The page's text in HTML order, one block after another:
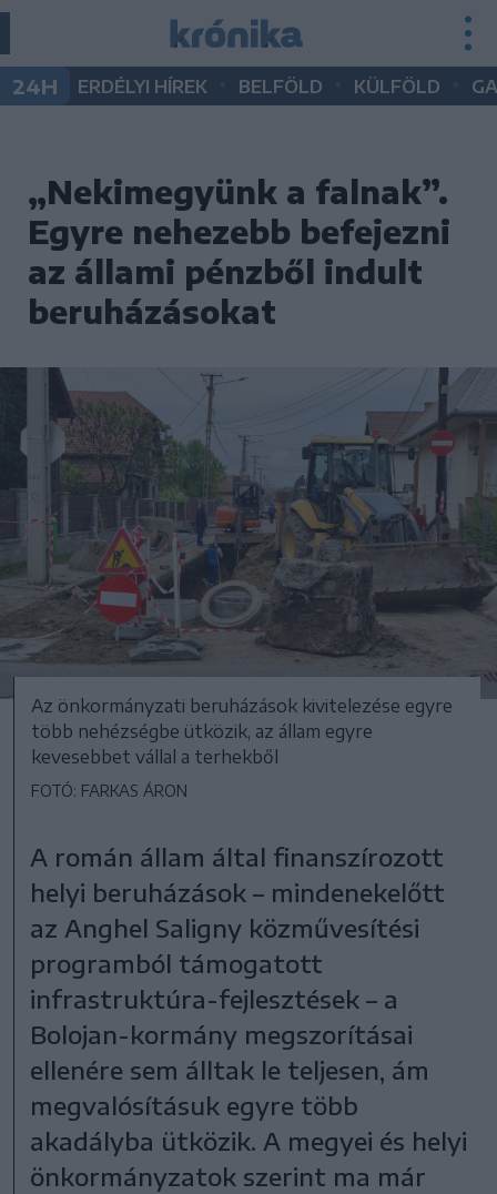
24H ERDÉLYI HÍREK BELFÖLD KÜLFÖLD
„Nekimegyünk a falnak”.
Egyre nehezebb befejezni
az állami pénzből indult
beruházásokat
Az önkormányzati beruházások kivitelezése egyre
több nehézségbe ütközik, az állam egyre
kevesebbet vállal a terhekből
FOTÓ: FARKAS ÁRON
A román állam által finanszírozott
helyi beruházások – mindenekelőtt
az Anghel Saligny közművesítési
programból támogatott
infrastruktúra-fejlesztések – a
Bolojan-kormány megszorításai
ellenére sem álltak le teljesen, ám
megvalósításuk egyre több
akadályba ütközik. A megyei és helyi
önkormányzatok szerint ma már